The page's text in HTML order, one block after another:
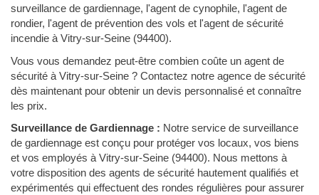
surveillance de gardiennage, l'agent de cynophile, l'agent de
rondier, l'agent de prévention des vols et l'agent de sécurité
incendie à Vitry-sur-Seine (94400).
Vous vous demandez peut-être combien coûte un agent de
sécurité à Vitry-sur-Seine ? Contactez notre agence de sécurité
dès maintenant pour obtenir un devis personnalisé et connaître
les prix.
Surveillance de Gardiennage : Notre service de surveillance
de gardiennage est conçu pour protéger vos locaux, vos biens
et vos employés à Vitry-sur-Seine (94400). Nous mettons à
votre disposition des agents de sécurité hautement qualifiés et
expérimentés qui effectuent des rondes régulières pour assurer